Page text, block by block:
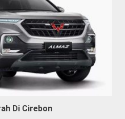
Di Cirebon